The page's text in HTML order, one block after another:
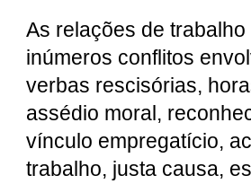
As relações de trabalho
inúmeros conflitos
verbas rescisórias,
assédio moral,
vínculo empregatício,
trabalho, justa causa,